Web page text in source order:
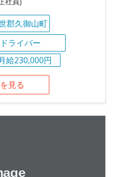
郡久御山町
ライバー
給230,000円
見る